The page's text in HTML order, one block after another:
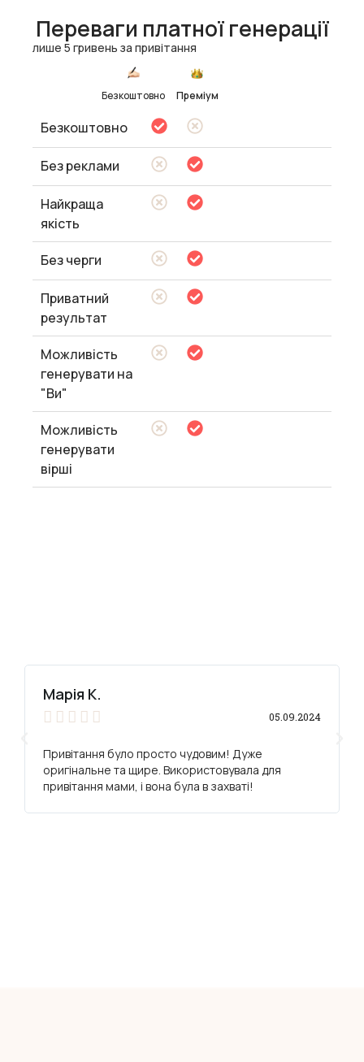
Переваги платної генерації
лише 5 гривень за привітання
Безкоштовно Преміум
Безкоштовно
Без реклами
Найкраща
якість
Без черги
Приватний
результат
Можливість
генерувати на
"Ви"
Можливість
генерувати
вірші
Марія К.
     05.09.2024
Привітання було просто чудовим! Дуже
оригінальне та щире. Використовувала для
привітання мами, і вона була в захваті!